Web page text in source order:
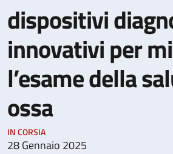
dispositivi
innovativi per
l’esame della
ossa
IN CORSIA
28 Gennaio 2025